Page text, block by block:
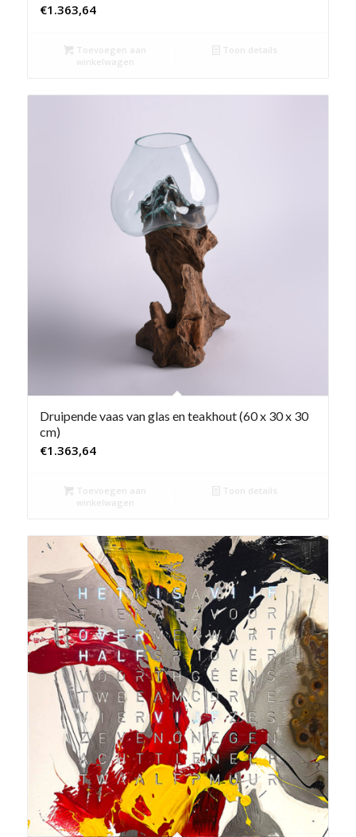
€1.363,64
Toevoegen aan
winkelwagen
Toon details
Druipende vaas van glas en teakhout (60 x 30 x 30
cm)
€1.363,64
Toevoegen aan
winkelwagen
Toon details